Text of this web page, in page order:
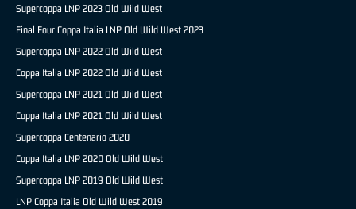
Supercoppa LNP 2023 Old Wild West
Final Four Coppa Italia LNP Old Wild West 2023
Supercoppa LNP 2022 Old Wild West
Coppa Italia LNP 2022 Old Wild West
Supercoppa LNP 2021 Old Wild West
Coppa Italia LNP 2021 Old Wild West
Supercoppa Centenario 2020
Coppa Italia LNP 2020 Old Wild West
Supercoppa LNP 2019 Old Wild West
LNP Coppa Italia Old Wild West 2019